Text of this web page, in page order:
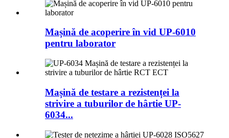
Mașină de acoperire în vid UP-6010
pentru laborator
Mașină de testare a rezistenței la
strivire a tuburilor de hârtie UP-
6034...